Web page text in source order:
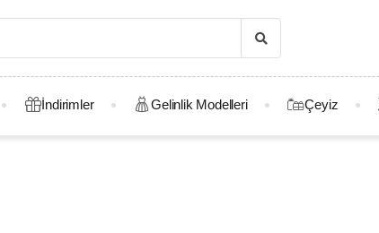
İndirimler Gelinlik Modelleri Çeyiz